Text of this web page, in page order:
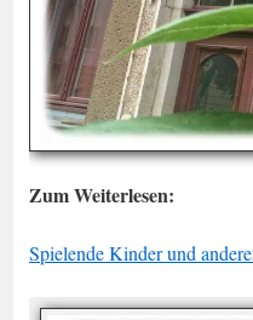
Zum Weiterlesen:
Spielende Kinder und